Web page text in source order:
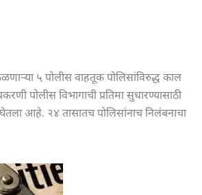
५ पोलीस वाहतूक पोलिसांविरुद्ध काल
पोलीस विभागाची प्रतिमा सुधारण्यासाठी
घेतला आहे. २४ तासातच पोलिसांनाच निलंबनाचा